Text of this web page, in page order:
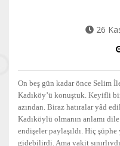
26
On beş gün kadar önce Selim
Kadıköy’ü konuştuk. Keyifli
azından. Biraz hatıralar yâd
Kadıköylü olmanın anlamı
endişeler paylaşıldı. Hiç
gidebilirdi. Ama vakit